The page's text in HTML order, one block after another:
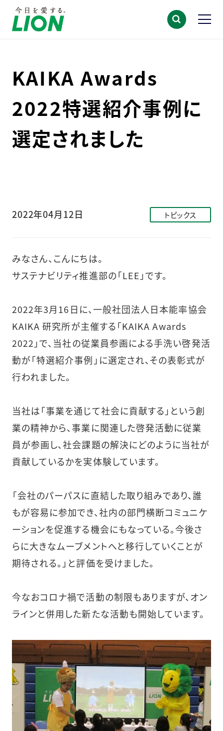
KAIKA Awards
2022特選紹介事例に
選定されました
2022年04月12日 トピックス
みなさん、こんにちは。
サステナビリティ推進部の「LEE」です。
2022年3月16日に、一般社団法人日本能率協会
KAIKA 研究所が主催する「KAIKA Awards
2022」で、当社の従業員参画による手洗い啓発活
動が「特選紹介事例」に選定され、その表彰式が
行われました。
当社は「事業を通じて社会に貢献する」という創
業の精神から、事業に関連した啓発活動に従業
員が参画し、社会課題の解決にどのように当社が
貢献しているかを実体験しています。
「会社のパーパスに直結した取り組みであり、誰
もが容易に参加でき、社内の部門横断コミュニケ
ーションを促進する機会にもなっている。今後さ
らに大きなムーブメントへと移行していくことが
期待される。」と評価を受けました。
今なおコロナ禍で活動の制限もありますが、オン
ラインと併用した新たな活動も開始しています。